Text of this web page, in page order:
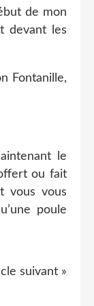
de mon
devant les
Fontanille,
le
ou fait
vous vous
poule
suivant »